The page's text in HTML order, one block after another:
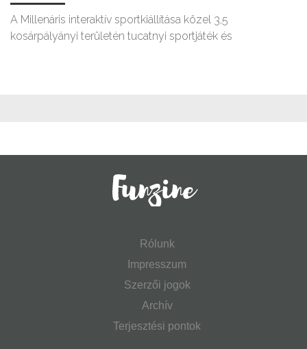
A Millenáris interaktív sportkiállítása közel 3,5
kosárpályányi területén tucatnyi sportjáték és
Rólunk
Impresszum
Szerzői jogok
Archív
Terjesztési pontok